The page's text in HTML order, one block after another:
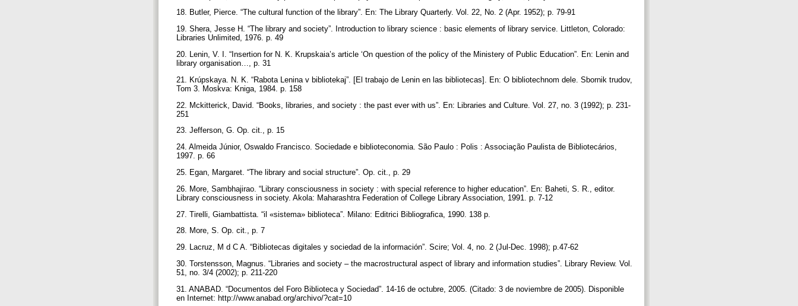
18. Butler, Pierce. “The cultural function of the library”. En: The Library Quarterly. Vol. 22, No. 2 (Apr. 1952); p. 79-91
19. Shera, Jesse H. “The library and society”. Introduction to library science : basic elements of library service. Littleton, Colorado:
Libraries Unlimited, 1976. p. 49
20. Lenin, V. I. “Insertion for N. K. Krupskaia’s article ‘On question of the policy of the Ministery of Public Education”. En: Lenin and
library organisation…, p. 31
21. Krúpskaya. N. K. “Rabota Lenina v bibliotekaj”. [El trabajo de Lenin en las bibliotecas]. En: O bibliotechnom dele. Sbornik trudov,
Tom 3. Moskva: Kniga, 1984. p. 158
22. Mckitterick, David. “Books, libraries, and society : the past ever with us”. En: Libraries and Culture. Vol. 27, no. 3 (1992); p. 231-
251
23. Jefferson, G. Op. cit., p. 15
24. Almeida Júnior, Oswaldo Francisco. Sociedade e biblioteconomia. São Paulo : Polis : Associação Paulista de Bibliotecários,
1997. p. 66
25. Egan, Margaret. “The library and social structure”. Op. cit., p. 29
26. More, Sambhajirao. “Library consciousness in society : with special reference to higher education”. En: Baheti, S. R., editor.
Library consciousness in society. Akola: Maharashtra Federation of College Library Association, 1991. p. 7-12
27. Tirelli, Giambattista. “il «sistema» biblioteca”. Milano: Editrici Bibliografica, 1990. 138 p.
28. More, S. Op. cit., p. 7
29. Lacruz, M d C A. “Bibliotecas digitales y sociedad de la información”. Scire; Vol. 4, no. 2 (Jul-Dec. 1998); p.47-62
30. Torstensson, Magnus. “Libraries and society – the macrostructural aspect of library and information studies”. Library Review. Vol.
51, no. 3/4 (2002); p. 211-220
31. ANABAD. “Documentos del Foro Biblioteca y Sociedad”. 14-16 de octubre, 2005. (Citado: 3 de noviembre de 2005). Disponible
en Internet: http://www.anabad.org/archivo/?cat=10